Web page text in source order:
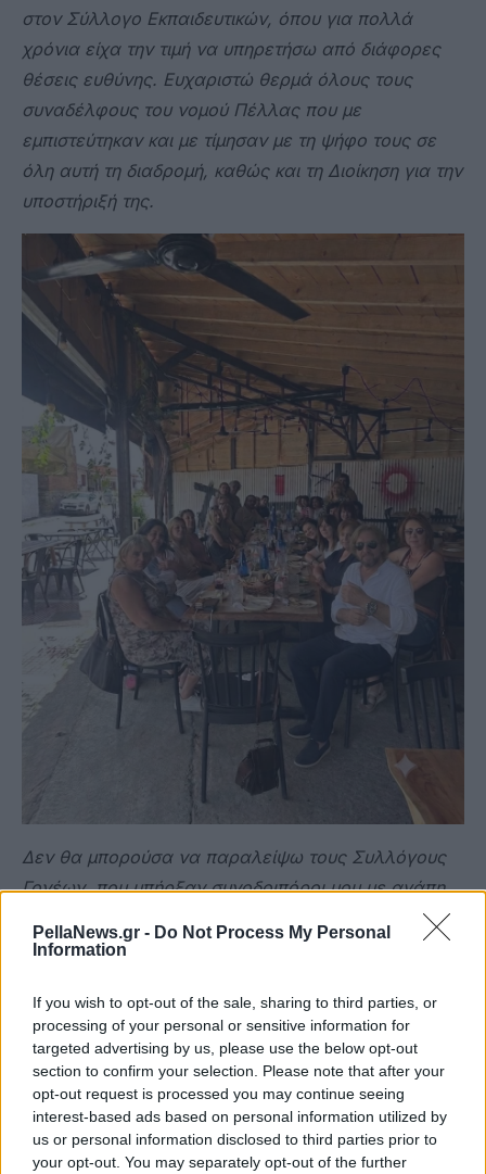
PellaNews.gr - Do Not Process My Personal
Information
If you wish to opt-out of the sale, sharing to third parties, or
processing of your personal or sensitive information for
targeted advertising by us, please use the below opt-out
section to confirm your selection. Please note that after your
opt-out request is processed you may continue seeing
interest-based ads based on personal information utilized by
us or personal information disclosed to third parties prior to
your opt-out. You may separately opt-out of the further
στον Σύλλογο Εκπαιδευτικών, όπου για πολλά
χρόνια είχα την τιμή να υπηρετήσω από διάφορες
θέσεις ευθύνης. Ευχαριστώ θερμά όλους τους
συναδέλφους του νομού Πέλλας που με
εμπιστεύτηκαν και με τίμησαν με τη ψήφο τους σε
όλη αυτή τη διαδρομή, καθώς και τη Διοίκηση για την
υποστήριξή της.
Δεν θα μπορούσα να παραλείψω τους Συλλόγους
Γονέων, που υπήρξαν συνοδοιπόροι μου με αγάπη
και σεβασμό, καθώς και όλους τους συνεργάτες
που συμπορευτήκαμε όλα αυτά τα χρόνια. Η
πράξη και νιώθω βαθιά περήφανος για όλα όσα
καταφέραμε μαζί, ξεπερνώντας τις προκλήσεις
ενωμένοι.